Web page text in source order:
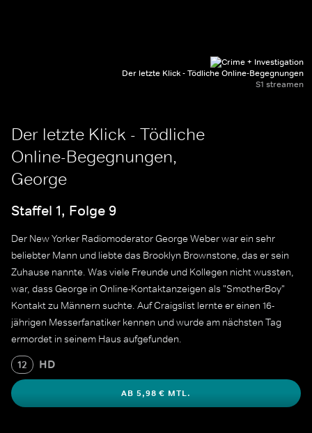
Der letzte Klick - Tödliche Online-Begegnungen
S1 streamen
Der letzte Klick - Tödliche
Online-Begegnungen,
George
Staffel 1, Folge 9
Der New Yorker Radiomoderator George Weber war ein sehr
beliebter Mann und liebte das Brooklyn Brownstone, das er sein
Zuhause nannte. Was viele Freunde und Kollegen nicht wussten,
war, dass George in Online-Kontaktanzeigen als "SmotherBoy"
Kontakt zu Männern suchte. Auf Craigslist lernte er einen 16-
jährigen Messerfanatiker kennen und wurde am nächsten Tag
ermordet in seinem Haus aufgefunden.
12 HD
AB 5,98 € MTL.